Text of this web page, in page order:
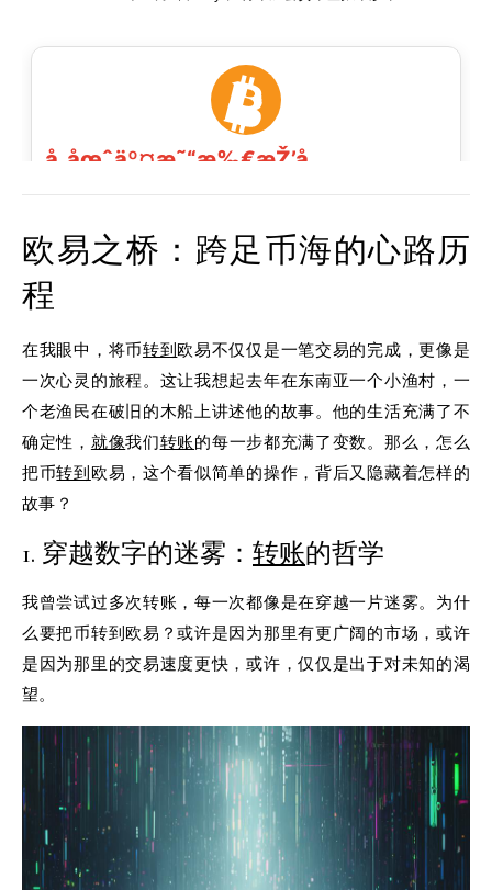
欧易之桥：跨足币海的心路历
程
在我眼中，将币转到欧易不仅仅是一笔交易的完成，更像是
一次心灵的旅程。这让我想起去年在东南亚一个小渔村，一
个老渔民在破旧的木船上讲述他的故事。他的生活充满了不
确定性， 就像我们转账的每一步都充满了变数。那么，怎么
把币转到欧易，这个看似简单的操作，背后又隐藏着怎样的
故事？
1. 穿越数字的迷雾： 转账的哲学
我曾尝试过多次转账，每一次都像是在穿越一片迷雾。为什
么要把币转到欧易？或许是因为那里有更广阔的市场，或许
是因为那里的交易速度更快，或许，仅仅是出于对未知的渴
望。